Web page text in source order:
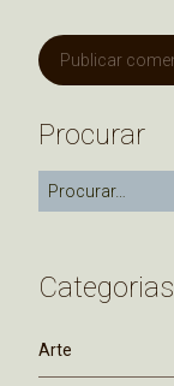
Procurar
Categorias
Arte